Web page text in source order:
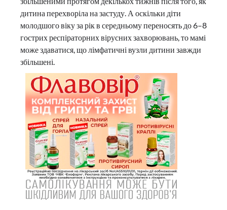
дитина перехворіла на застуду. А оскільки діти
молодшого віку за рік в середньому переносять до 6–8
гострих респіраторних вірусних захворювань, то мамі
може здаватися, що лімфатичні вузли дитини завжди
збільшені.